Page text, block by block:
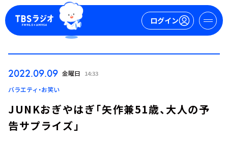
ログイン
ログイン
2022.09.09 金曜日 14:33
バラエティ・お笑い
JUNKおぎやはぎ「矢作兼51歳、大人の予
告サプライズ」